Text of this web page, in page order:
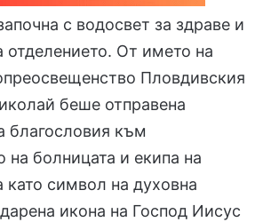
с водосвет за здраве и
отделението. От името на
Пловдивския
беше отправена
благословия към
на болницата и екипа на
като символ на духовна
икона на Господ Иисус